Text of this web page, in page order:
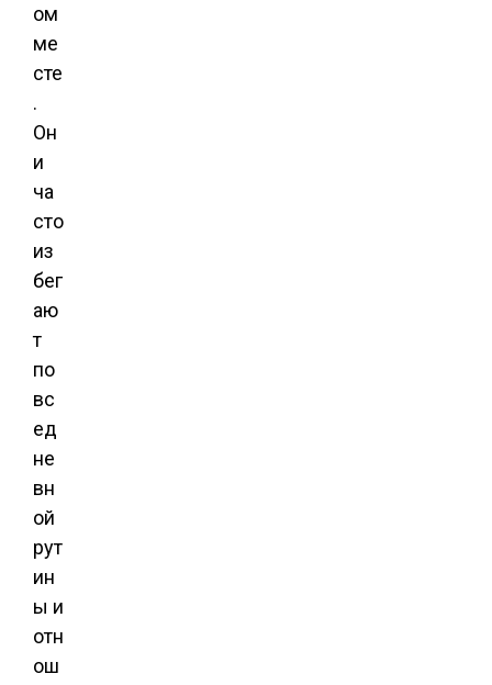
ом
ме
сте
.
Он
и
ча
сто
из
бег
аю
т
по
вс
ед
не
вн
ой
рут
ин
ы и
отн
ош